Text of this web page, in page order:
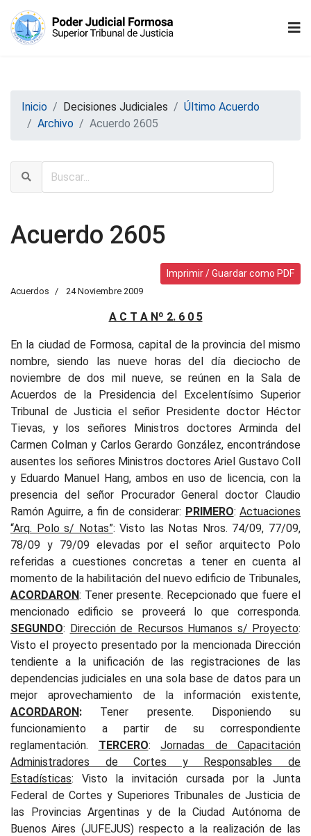
Inicio Decisiones Judiciales
Último Acuerdo
Archivo
Acuerdo 2605
Acuerdo 2605
Imprimir / Guardar como PDF
Acuerdos 24 Noviembre 2009
A C T A Nº 2. 6 0 5
En la ciudad de Formosa, capital de la provincia del mismo
nombre, siendo las nueve horas del día dieciocho de
noviembre de dos mil nueve, se reúnen en la Sala de
Acuerdos de la Presidencia del Excelentísimo Superior
Tribunal de Justicia el señor Presidente doctor Héctor
Tievas, y los señores Ministros doctores Arminda del
Carmen Colman y Carlos Gerardo González, encontrándose
ausentes los señores Ministros doctores Ariel Gustavo Coll
y Eduardo Manuel Hang, ambos en uso de licencia, con la
presencia del señor Procurador General doctor Claudio
Ramón Aguirre, a fin de considerar: PRIMERO:Actuaciones
“Arq. Polo s/ Notas”: Visto las Notas Nros. 74/09, 77/09,
78/09 y 79/09 elevadas por el señor arquitecto Polo
referidas a cuestiones concretas a tener en cuenta al
momento de la habilitación del nuevo edificio de Tribunales,
ACORDARON: Tener presente. Recepcionado que fuere el
mencionado edificio se proveerá lo que corresponda.
SEGUNDO: Dirección de Recursos Humanos s/ Proyecto:
Visto el proyecto presentado por la mencionada Dirección
tendiente a la unificación de las registraciones de las
dependencias judiciales en una sola base de datos para un
mejor aprovechamiento de la información existente,
ACORDARON: Tener presente. Disponiendo su
funcionamiento a partir de su correspondiente
reglamentación. TERCERO: Jornadas de Capacitación
Administradores de Cortes y Responsables de
Estadísticas: Visto la invitación cursada por la Junta
Federal de Cortes y Superiores Tribunales de Justicia de
las Provincias Argentinas y de la Ciudad Autónoma de
Buenos Aires (JUFEJUS) respecto a la realización de las